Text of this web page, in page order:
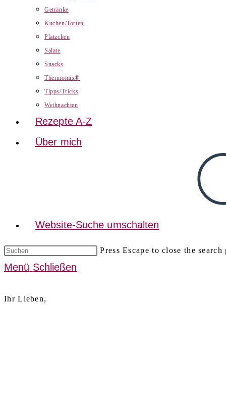
Getränke
Kuchen/Torten
Plätzchen
Salate
Snacks
Thermomix®
Tipps/Tricks
Weihnachten
Rezepte A-Z
Über mich
Website-Suche umschalten
Press Escape to close the search
Menü Schließen
Ihr Lieben,